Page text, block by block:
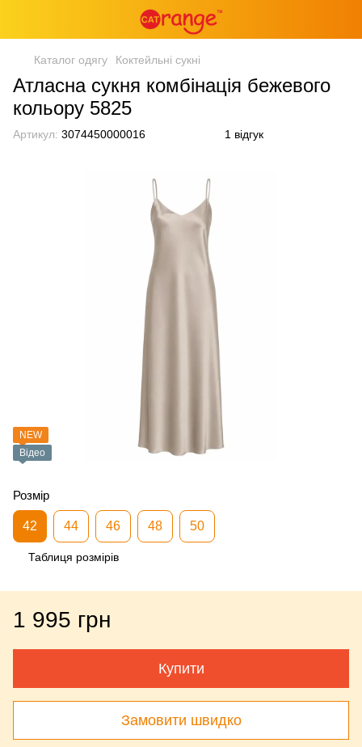
Каталог одягу Коктейльні сукні
Атласна сукня комбінація бежевого
кольору 5825
Артикул: 3074450000016 1 відгук
NEW
Відео
Розмір
42 44 46 48 50
Таблиця розмірів
1 995 грн
Купити
Замовити швидко